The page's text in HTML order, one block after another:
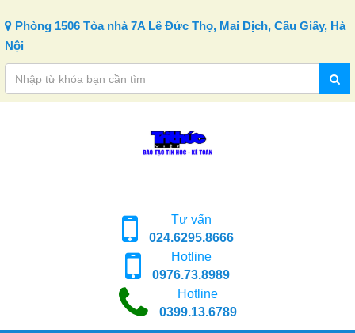
Phòng 1506 Tòa nhà 7A Lê Đức Thọ, Mai Dịch, Cầu Giấy, Hà
Nội
Tư vấn
024.6295.8666
Hotline
0976.73.8989
Hotline
0399.13.6789